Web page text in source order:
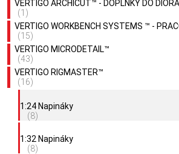
VERTIGO ARCHICUT™ - DOPLNKY DO
(1)
VERTIGO WORKBENCH SYSTEMS ™ -
(15)
VERTIGO MICRODETAIL™
(43)
VERTIGO RIGMASTER™
(16)
1:24 Napináky
(8)
1:32 Napináky
(8)